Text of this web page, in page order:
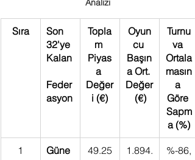
Analizi
Sıra
Son
32'ye
Kalan
Feder
asyon
Topla
m
Piyas
a
Değer
i (€)
Oyun
cu
Başın
a Ort.
Değer
(€)
Turnu
va
Ortala
masın
a
Göre
Sapm
a (%)
1
Güne
49.25
1.894.
%-86,